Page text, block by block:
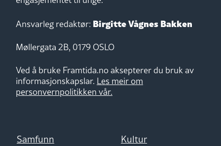
Ansvarleg redaktør: Birgitte Vågnes Bakken
Møllergata 2B, 0179 OSLO
Ved å bruke Framtida.no aksepterer du bruk av
informasjonskapslar. Les meir om
personvernpolitikken vår.
Samfunn
Kultur